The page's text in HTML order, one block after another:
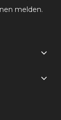
melden.